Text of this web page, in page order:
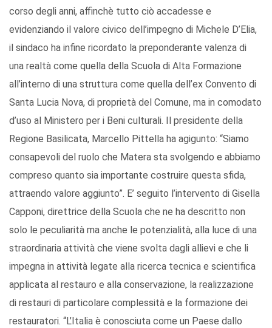
corso degli anni, affinchè tutto ciò accadesse e
evidenziando il valore civico dell’impegno di Michele D’Elia,
il sindaco ha infine ricordato la preponderante valenza di
una realtà come quella della Scuola di Alta Formazione
all’interno di una struttura come quella dell’ex Convento di
Santa Lucia Nova, di proprietà del Comune, ma in comodato
d’uso al Ministero per i Beni culturali. Il presidente della
Regione Basilicata, Marcello Pittella ha agigunto: “Siamo
consapevoli del ruolo che Matera sta svolgendo e abbiamo
compreso quanto sia importante costruire questa sfida,
attraendo valore aggiunto”. E’ seguito l’intervento di Gisella
Capponi, direttrice della Scuola che ne ha descritto non
solo le peculiarità ma anche le potenzialità, alla luce di una
straordinaria attività che viene svolta dagli allievi e che li
impegna in attività legate alla ricerca tecnica e scientifica
applicata al restauro e alla conservazione, la realizzazione
di restauri di particolare complessità e la formazione dei
restauratori. “L’Italia è conosciuta come un Paese dallo